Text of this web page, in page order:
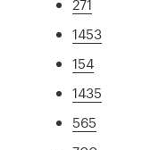
271
1453
154
1435
565